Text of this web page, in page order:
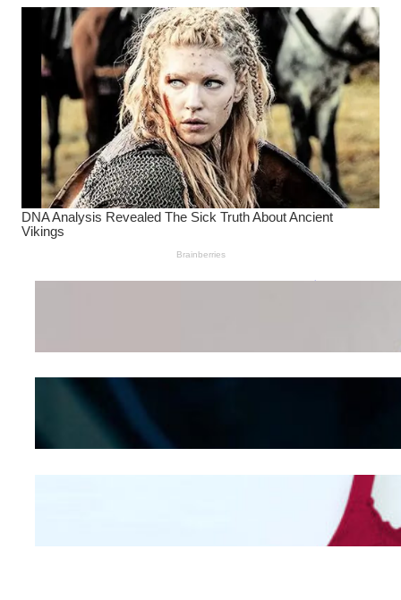
Wanita Pamer Pakaian
Kepribadian
Mengintip Kepribadian
Wanita Dari Warna Bra